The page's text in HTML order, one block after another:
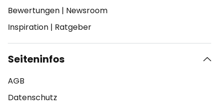
Bewertungen | Newsroom
Inspiration | Ratgeber
Seiteninfos
AGB
Datenschutz